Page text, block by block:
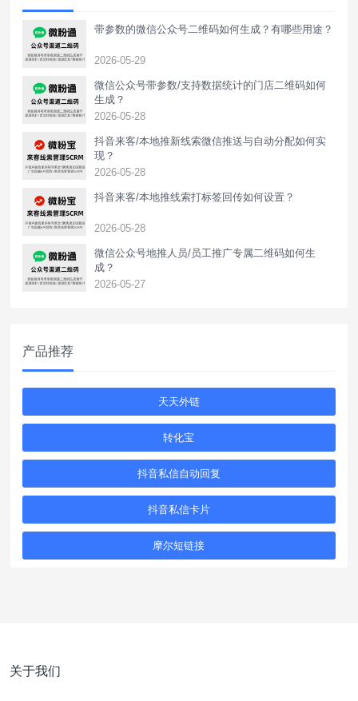
带参数的微信公众号二维码如何生成？有哪些用途？
2026-05-29
微信公众号带参数/支持数据统计的门店二维码如何
生成？
2026-05-28
抖音来客/本地推新线索微信推送与自动分配如何实
现？
2026-05-28
抖音来客/本地推线索打标签回传如何设置？
2026-05-28
‌微信公众号地推人员/员工推广专属二维码如何生
成？
2026-05-27
产品推荐
天天外链
转化宝
抖音私信自动回复
抖音私信卡片
摩尔短链接
关于我们